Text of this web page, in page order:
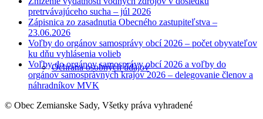
Ochrana osobných údajov
pretrvávajúceho sucha – júl 2026
Zápisnica zo zasadnutia Obecného zastupiteľstva –
23.06.2026
Voľby do orgánov samosprávy obcí 2026 – počet obyvateľov
ku dňu vyhlásenia volieb
Voľby do orgánov samosprávy obcí 2026 a voľby do
orgánov samosprávnych krajov 2026 – delegovanie členov a
náhradníkov MVK
© Obec Zemianske Sady, Všetky práva vyhradené